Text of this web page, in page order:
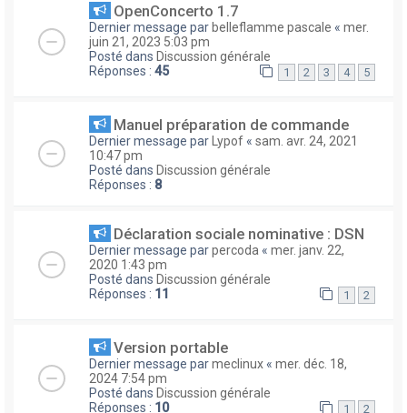
OpenConcerto 1.7
Dernier message par belleflamme pascale « mer.
juin 21, 2023 5:03 pm
Posté dans Discussion générale
Réponses : 45 1 2 3 4 5
Manuel préparation de commande
Dernier message par Lypof « sam. avr. 24, 2021
10:47 pm
Posté dans Discussion générale
Réponses : 8
Déclaration sociale nominative : DSN
Dernier message parpercoda « mer. janv. 22,
2020 1:43 pm
Posté dans Discussion générale
Réponses : 11 1 2
Version portable
Dernier message parmeclinux « mer. déc. 18,
2024 7:54 pm
Posté dans Discussion générale
Réponses : 10 1 2